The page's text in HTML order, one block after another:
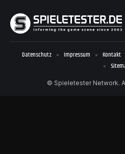
© Spieletester Network.
Datenschutz Impressum Kontakt